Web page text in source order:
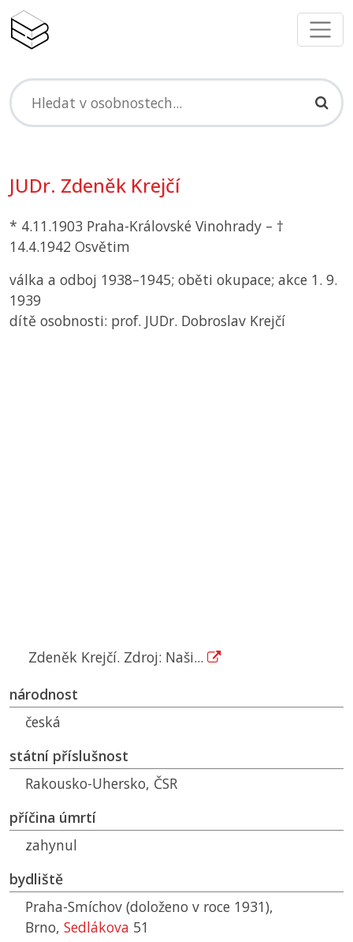
JUDr. Zdeněk Krejčí
* 4.11.1903 Praha-Královské Vinohrady – †
14.4.1942 Osvětim
válka a odboj 1938–1945; oběti okupace; akce 1. 9.
1939
dítě osobnosti: prof. JUDr. Dobroslav Krejčí
Zdeněk Krejčí. Zdroj: Naši...
národnost
česká
státní příslušnost
Rakousko-Uhersko, ČSR
příčina úmrtí
zahynul
bydliště
Praha-Smíchov (doloženo v roce 1931),
Brno, Sedlákova 51